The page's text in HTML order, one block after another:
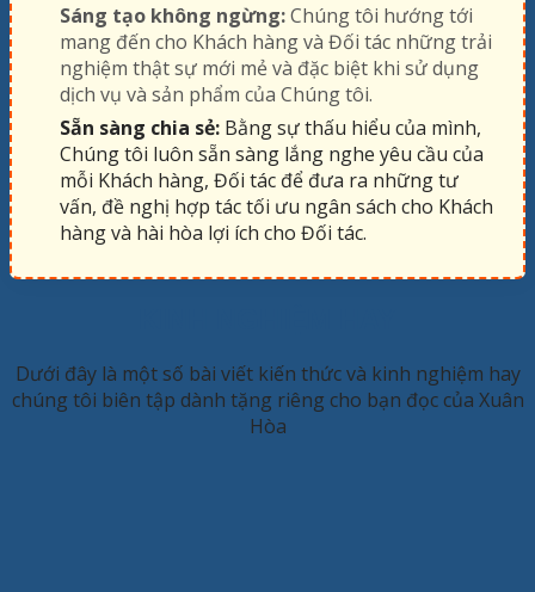
Sáng tạo không ngừng:Chúng tôi hướng tới
mang đến cho Khách hàng và Đối tác những trải
nghiệm thật sự mới mẻ và đặc biệt khi sử dụng
dịch vụ và sản phẩm của Chúng tôi.
Sẵn sàng chia sẻ: Bằng sự thấu hiểu của mình,
Chúng tôi luôn sẵn sàng lắng nghe yêu cầu của
mỗi Khách hàng, Đối tác để đưa ra những tư
vấn, đề nghị hợp tác tối ưu ngân sách cho Khách
hàng và hài hòa lợi ích cho Đối tác.
Dưới đây là một số bài viết kiến thức và kinh nghiệm hay
chúng tôi biên tập dành tặng riêng cho bạn đọc của Xuân
Hòa